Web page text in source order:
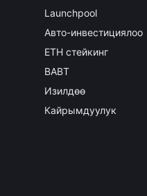
Launchpool
Авто-инвестициялоо
ETH стейкинг
BABT
Изилдөө
Кайрымдуулук